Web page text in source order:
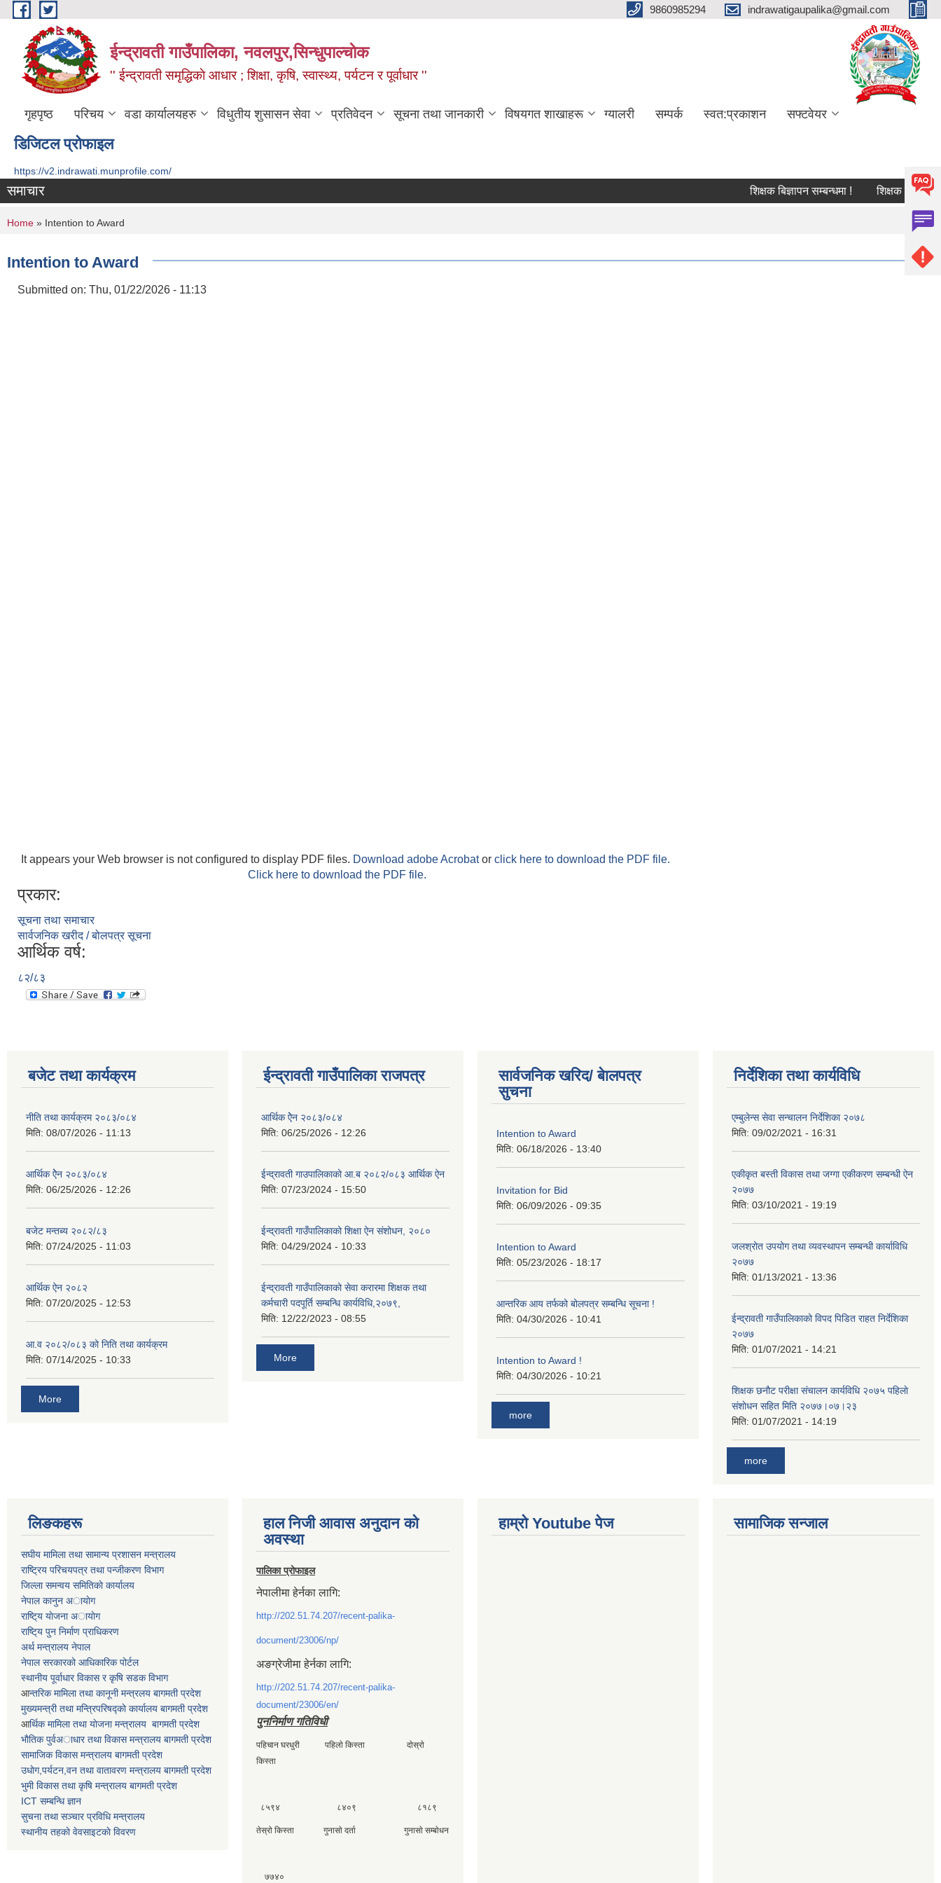
Skip to main content 9860985294 indrawatigaupalika@gmail.com
ईन्द्रावती गाउँपालिका, नवलपुर,सिन्धुपाल्चाेक
'' ईन्द्रावती समृद्धिकाे आधार ; शिक्षा, कृषि, स्वास्थ्य, पर्यटन र पूर्वाधार ''
गृहपृष्ठ परिचय वडा कार्यालयहरु विधुतीय शुसासन सेवा प्रतिवेदन सूचना तथा जानकारी विषयगत शाखाहरू ग्यालरी सम्पर्क स्वत:प्रकाशन सफ्टवेयर
डिजिटल प्रोफाइल
https://v2.indrawati.munprofile.com/
समाचार शिक्षक बिज्ञापन सम्बन्धमा ! शिक्षक सरुवा
You are here
Home » Intention to Award
Intention to Award
Submitted on: Thu, 01/22/2026 - 11:13
It appears your Web browser is not configured to display PDF files. Download adobe Acrobator click here to download the PDF file.
Click here to download the PDF file.
प्रकार:
सूचना तथा समाचार
सार्वजनिक खरीद / बोलपत्र सूचना
आर्थिक वर्ष:
८२/८३
बजेट तथा कार्यक्रम
नीति तथा कार्यक्रम २०८३/०८४
मिति: 08/07/2026 - 11:13
आर्थिक ऐेन २०८३/०८४
मिति: 06/25/2026 - 12:26
बजेट मन्तब्य २०८२/८३
मिति: 07/24/2025 - 11:03
आर्थिक ऐन २०८२
मिति: 07/20/2025 - 12:53
आ.व २०८२/०८३ को निति तथा कार्यक्रम
मिति: 07/14/2025 - 10:33
More
ईन्द्रावती गाउँपालिका राजपत्र
आर्थिक ऐेन २०८३/०८४
मिति: 06/25/2026 - 12:26
ईन्द्रावती गाउपालिकाको आ.ब २०८२/०८३ आर्थिक ऐन
मिति: 07/23/2024 - 15:50
ईन्द्रावती गाउँपालिकाको शिक्षा ऐन संशोधन, २०८०
मिति: 04/29/2024 - 10:33
ईन्द्रावती गाउँपालिकाको सेवा करारमा शिक्षक तथा
कर्मचारी पदपूर्ति सम्बन्धि कार्यविधि,२०७९,
मिति: 12/22/2023 - 08:55
More
सार्वजनिक खरिद/ बेालपत्र
सुचना
Intention to Award
मिति: 06/18/2026 - 13:40
Invitation for Bid
मिति: 06/09/2026 - 09:35
Intention to Award
मिति: 05/23/2026 - 18:17
आन्तरिक आय तर्फको बोलपत्र सम्बन्धि सूचना !
मिति: 04/30/2026 - 10:41
Intention to Award !
मिति: 04/30/2026 - 10:21
more
निर्देशिका तथा कार्यविधि
एम्बुलेन्स सेवा सन्चालन निर्देशिका २०७८
मिति: 09/02/2021 - 16:31
एकीकृत बस्ती विकास तथा जग्गा एकीकरण सम्बन्धी ऐन
२०७७
मिति: 03/10/2021 - 19:19
जलश्रोत उपयोग तथा व्यवस्थापन सम्बन्धी कार्याविधि
२०७७
मिति: 01/13/2021 - 13:36
ईन्द्रावती गाउँपालिकाको विपद पिडित राहत निर्देशिका
२०७७
मिति: 01/07/2021 - 14:21
शिक्षक छनाैट परीक्षा संचालन कार्यविधि २०७५ पहिलाे
स‌ंशाेधन सहित मिति २०७७।०७।२३
मिति: 01/07/2021 - 14:19
more
लिङकहरू
स‌घीय मामिला तथा सामान्य प्रशासन मन्त्रालय
राष्ट्रिय परिचयपत्र तथा पन्जीकरण विभाग
जिल्ला समन्वय समितिकाे कार्यालय
नेपाल कानुन अायाेग
राष्टि्य याेजना अायाेग
राष्टि्य पुन निर्माण प्राधिकरण
अर्थ मन्त्रालय नेपाल
नेपाल सरकारको आधिकारिक पोर्टल
स्थानीय पूर्वाधार विकास र कृषि सडक विभाग
आन्तरिक मामिला तथा कानूनी मन्त्रलय बागमती प्रदेश
मुख्यमन्त्री तथा मन्त्रिपरिषद्काे कार्यालय बागमती प्रदेश
आर्थिक मामिला तथा याेजना मन्त्रालय बागमती प्रदेश
भाैतिक पुर्वअाधार तथा विकास मन्त्रालय बागमती प्रदेश
सामाजिक विकास मन्त्रालय बागमती प्रदेश
उधाेग,पर्यटन,वन तथा वातावरण मन्त्रालय बागमती प्रदेश
भुमी विकास तथा कृषि मन्त्रालय बागमती प्रदेश
ICT सम्बन्धि ज्ञान
सुचना तथा सञ्चार प्रविधि मन्त्रालय
स्थानीय तहकाे वेवसाइटकाे विवरण
हाल निजी आवास अनुदान काे
अवस्था
पालिका प्रोफाइल
नेपालीमा हेर्नका लागि:
http://202.51.74.207/recent-palika-
document/23006/np/
अङग्रेजीमा हेर्नका लागि:
http://202.51.74.207/recent-palika-
document/23006/en/
पुननिर्माण गतिविधी
पहिचान घरधुरी पहिलाे किस्ता दाेस्राे
किस्ता
८५९४ ८४०९ ८१८९
तेस्राे किस्ता गुनासाे दर्ता गुनासाे सम्बाेधन
७७४०
हाम्राे Youtube पेज सामाजिक सन्जाल